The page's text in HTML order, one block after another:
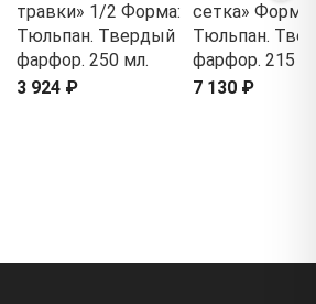
травки» 1/2 Форма:
Тюльпан. Твердый
фарфор. 250 мл.
3 924 ₽
сетка» Форма:
Тюльпан.
фарфор. 215
7 130 ₽